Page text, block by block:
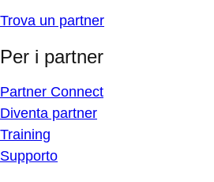
Trova un partner
Per i partner
Partner Connect
Diventa partner
Training
Supporto